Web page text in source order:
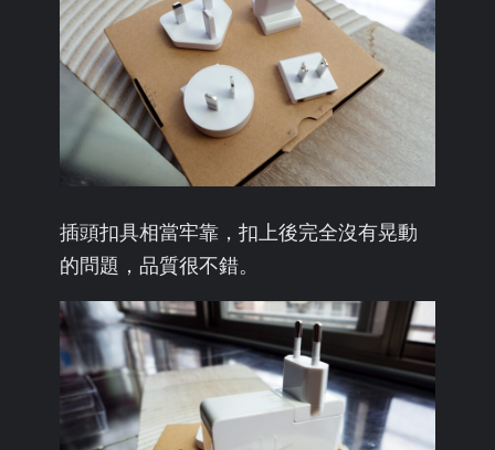
插頭扣具相當牢靠，扣上後完全沒有晃動
的問題，品質很不錯。